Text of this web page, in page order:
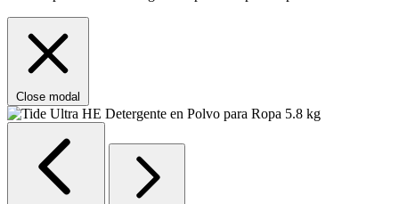
Close modal